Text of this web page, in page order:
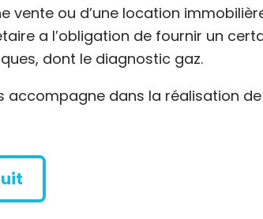
vente ou d’une location
a l’obligation de fournir un
dont le diagnostic gaz.
accompagne dans la réalisation